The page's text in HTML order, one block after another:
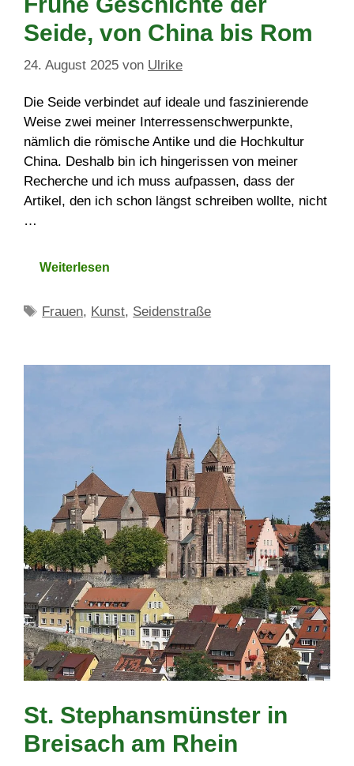
Seide, von China bis Rom
24. August 2025 von Ulrike
Die Seide verbindet auf ideale und faszinierende
Weise zwei meiner Interressenschwerpunkte,
nämlich die römische Antike und die Hochkultur
China. Deshalb bin ich hingerissen von meiner
Recherche und ich muss aufpassen, dass der
Artikel, den ich schon längst schreiben wollte, nicht
…
Weiterlesen
Schlagwörter
Frauen, Kunst, Seidenstraße
St. Stephansmünster in
Breisach am Rhein